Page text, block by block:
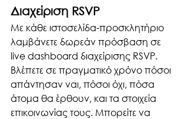
Διαχείριση RSVP
Με κάθε ιστοσελίδα-προσκλητήριο
λαμβάνετε δωρεάν πρόσβαση σε
live dashboard διαχείρισης RSVP.
Βλέπετε σε πραγματικό χρόνο πόσοι
απάντησαν ναι, πόσοι όχι, πόσα
άτομα θα έρθουν, και τα στοιχεία
επικοινωνίας τους. Μπορείτε να